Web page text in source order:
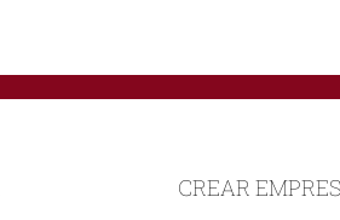
CREAR